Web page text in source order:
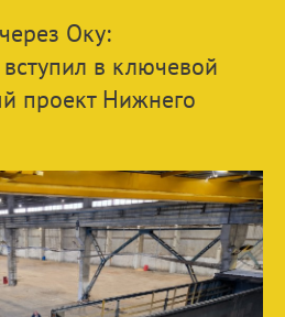
Оку:
в ключевой
проект Нижнего